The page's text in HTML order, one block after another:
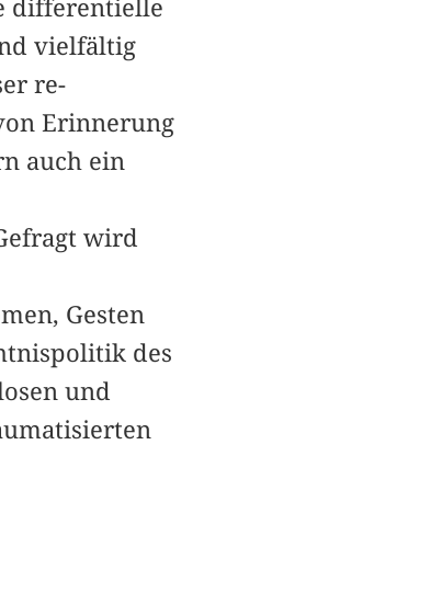
differentielle
vielfältig
re-
Erinnerung
auch ein
wird
Gesten
des
und